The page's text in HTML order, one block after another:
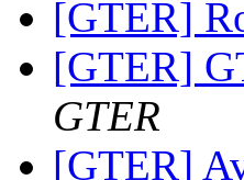
[GTER]
[GTER]
GTER
[GTER]